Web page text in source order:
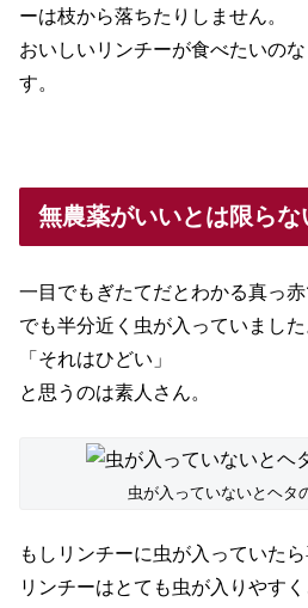
ーは枝から落ちたりしません。
おいしいリンチーが食べたいの
す。
無農薬がいいとは限らな
一目でもぎたてだとわかる真っ赤
でも半分近く虫が入っていました
「それはひどい」
と思うのは素人さん。
虫が入っていないとヘタ
もしリンチーに虫が入っていたら
リンチーはとても虫が入りやす